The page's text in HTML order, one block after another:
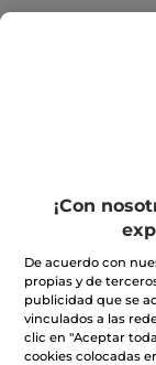
1+1
hay
de
Global
Anti-
Edad
¡Con
De acuerdo con
propias y de
publicidad que se
vinculados a las
clic en "Aceptar
cookies colocadas